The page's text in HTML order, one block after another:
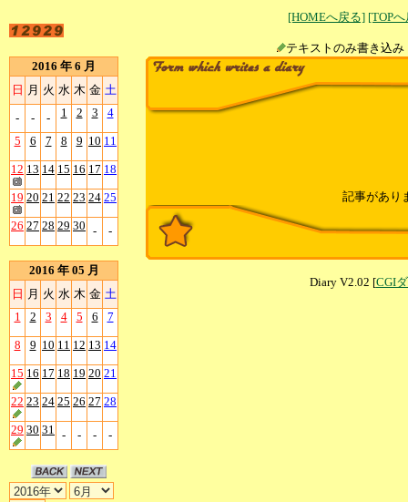
[HOMEへ戻る] [TOP
テキストのみ書
2016 年 6 月
日 月 火 水 木 金 土
- - - 1 2 3 4
5 6 7 8 9 10 11
12 13 14 15 16 17 18
19 20 21 22 23 24 25
26 27 28 29 30 - -
2016 年 05 月
日 月 火 水 木 金 土
1
2 3 4 5 6 7
8 9 10 11 12 13 14
15 16 17 18 19 20 21
22 23 24 25 26 27 28
29 30 31 - - - -
記事があり
Diary V2.02 [CGI